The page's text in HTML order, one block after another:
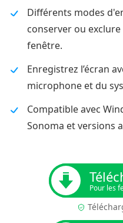
Différents modes
conserver ou
fenêtre.
Enregistrez l’écran
microphone et du
Compatible avec
Sonoma et versions
Pour les